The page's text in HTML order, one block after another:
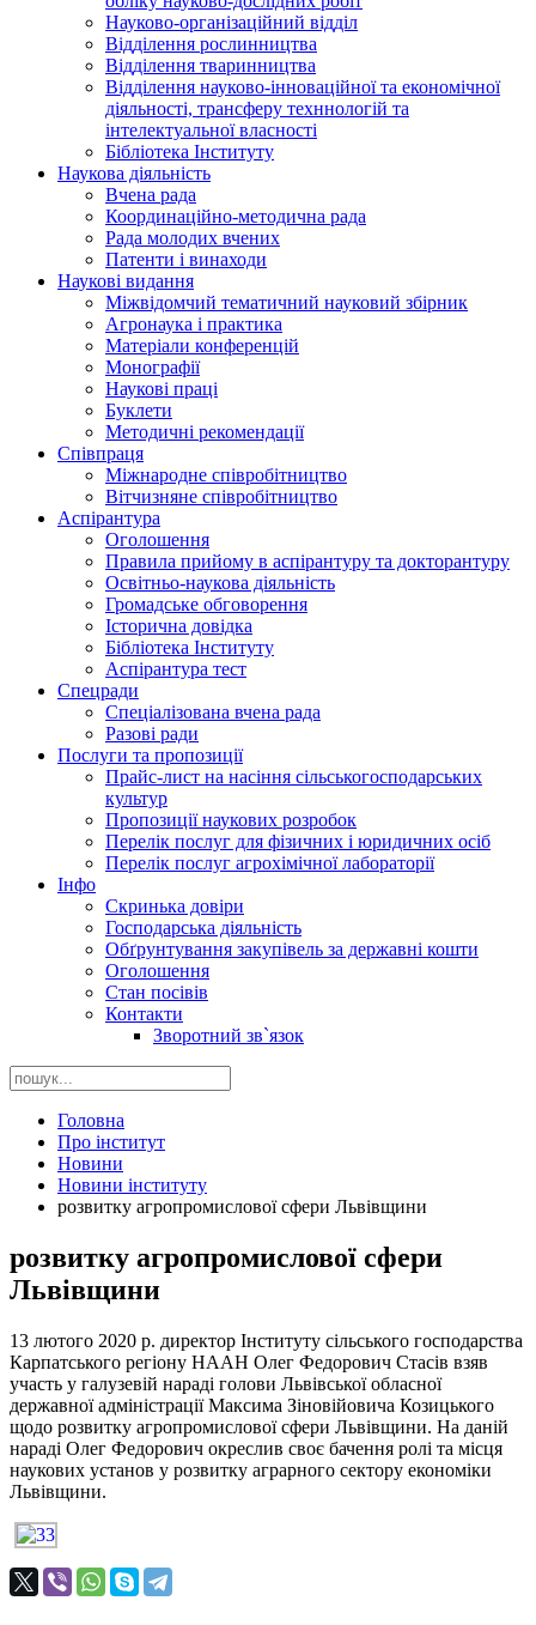
Науково-організаційний відділ
Відділення рослинництва
Відділення тваринництва
Відділення науково-інноваційної та економічної
діяльності, трансферу техннологій та
інтелектуальної власності
Бібліотека Інституту
Наукова діяльність
Вчена рада
Координаційно-методична рада
Рада молодих вчених
Патенти і винаходи
Наукові видання
Міжвідомчий тематичний науковий збірник
Агронаука і практика
Матеріали конференцій
Монографії
Наукові праці
Буклети
Методичні рекомендації
Співпраця
Міжнародне співробітництво
Вітчизняне співробітництво
Аспірантура
Оголошення
Правила прийому в аспірантуру та докторантуру
Освітньо-наукова діяльність
Громадське обговорення
Історична довідка
Бібліотека Інституту
Аспірантура тест
Спецради
Спеціалізована вчена рада
Разові ради
Послуги та пропозиції
Прайс-лист на насіння сільськогосподарських
культур
Пропозиції наукових розробок
Перелік послуг для фізичних і юридичних осіб
Перелік послуг агрохімічної лабораторії
Інфо
Скринька довіри
Господарська діяльність
Обґрунтування закупівель за державні кошти
Оголошення
Стан посівів
Контакти
Зворотний зв`язок
Головна
Про інститут
Новини
Новини інституту
розвитку агропромислової сфери Львівщини
розвитку агропромислової сфери
Львівщини
13 лютого 2020 р. директор Інституту сільського господарства
Карпатського регіону НААН Олег Федорович Стасів взяв
участь у галузевій нараді голови Львівської обласної
державної адміністрації Максима Зіновійовича Козицького
щодо розвитку агропромислової сфери Львівщини. На даній
нараді Олег Федорович окреслив своє бачення ролі та місця
наукових установ у розвитку аграрного сектору економіки
Львівщини.